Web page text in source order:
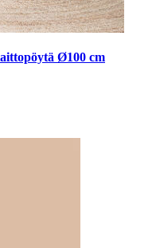
Ø100 cm